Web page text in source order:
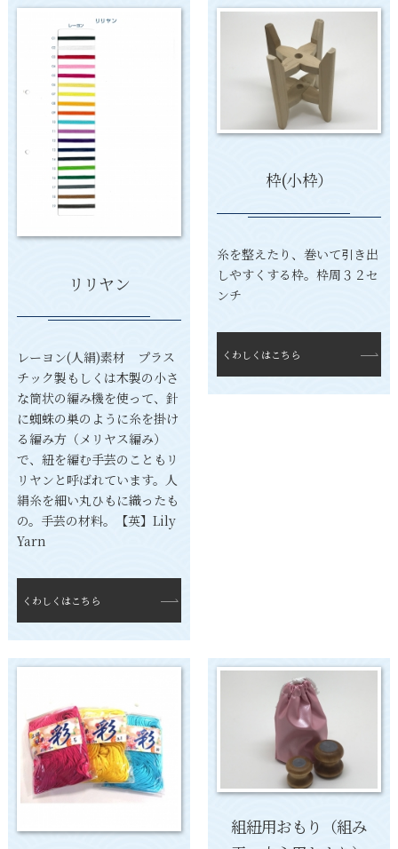
リリヤン
レーヨン(人絹)素材 プラス
チック製もしくは木製の小さ
な筒状の編み機を使って、針
に蜘蛛の巣のように糸を掛け
る編み方（メリヤス編み）
で、紐を編む手芸のこともリ
リヤンと呼ばれています。人
絹糸を細い丸ひもに織ったも
の。手芸の材料。【英】Lily
Yarn
くわしくはこちら
枠(小枠）
糸を整えたり、巻いて引き出
しやすくする枠。枠周３２セ
ンチ
くわしくはこちら
組紐用おもり（組み